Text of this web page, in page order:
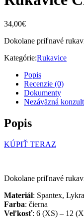
34,00€
Dokolane priľnavé
Kategórie:Rukavice
Popis
Recenzie (0)
Dokumenty
Nezáväzná
Popis
KÚPIŤ TERAZ
Dokolane priľnavé
Materiál: Spantex,
Farba: čierna
Veľkosť: 6 (XS) – 12